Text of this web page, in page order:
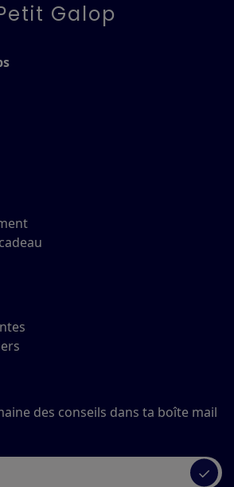
Galop
des conseils dans ta boîte mail
✓